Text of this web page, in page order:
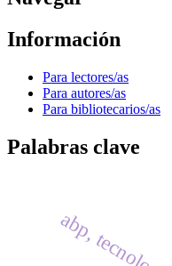
Información
Para lectores/as
Para autores/as
Para bibliotecarios/as
Palabras clave